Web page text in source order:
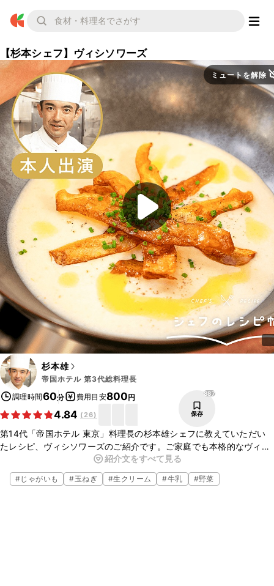
【杉本シェフ】ヴィシソワーズ
ミュートを解除
杉本雄
帝国ホテル 第3代総料理長
調理時間60分 費用目安800円
4.84 (26)
887
保存
第14代「帝国ホテル 東京」料理長の杉本雄シェフに教えていただい
たレシピ、ヴィシソワーズのご紹介です。ご家庭でも本格的なヴィシ
ソワーズがお作りいただけますよ。ぜひ作ってみてくださいね。
▼杉本シェフについて
紹介文をすべて見る
#じゃがいも #玉ねぎ #生クリーム #牛乳 #野菜